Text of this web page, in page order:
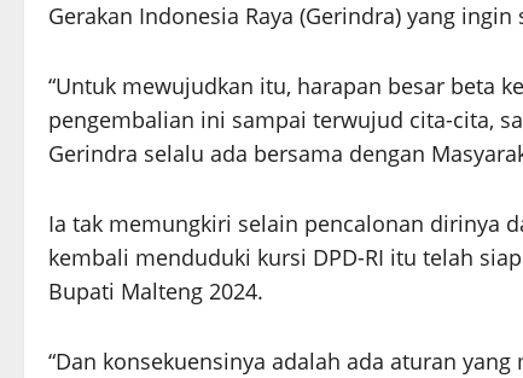
Gerakan Indonesia Raya (Gerindra) yang
“Untuk mewujudkan itu, harapan besar beta
pengembalian ini sampai terwujud cita-cita,
Gerindra selalu ada bersama dengan
Ia tak memungkiri selain pencalonan dirinya
kembali menduduki kursi DPD-RI itu telah
Bupati Malteng 2024.
“Dan konsekuensinya adalah ada aturan